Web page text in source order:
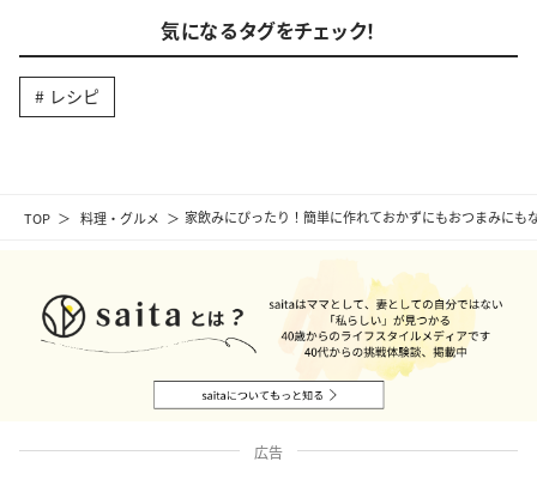
TOP 料理・グルメ 家飲みにぴったり！簡単に作れておかずにもおつまみに
気になるタグをチェック！
レシピ
広告